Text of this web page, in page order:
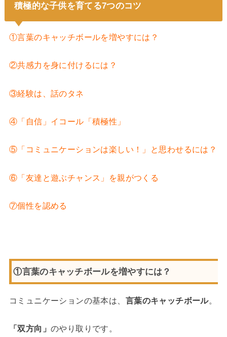
積極的な子供を育てる7つのコツ
①言葉のキャッチボールを増やすには？
②共感力を身に付けるには？
③経験は、話のタネ
④「自信」イコール「積極性」
⑤「コミュニケーションは楽しい！」と思わせるには？
⑥「友達と遊ぶチャンス」を親がつくる
⑦個性を認める
①言葉のキャッチボールを増やすには？
コミュニケーションの基本は、 言葉のキャッチボール。
「双方向」 のやり取りです。